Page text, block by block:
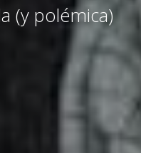
(y polémica)